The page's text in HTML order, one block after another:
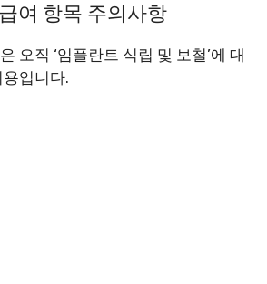
여 항목 주의사항
오직 ‘임플란트 식립 및 보철’에 대
입니다.